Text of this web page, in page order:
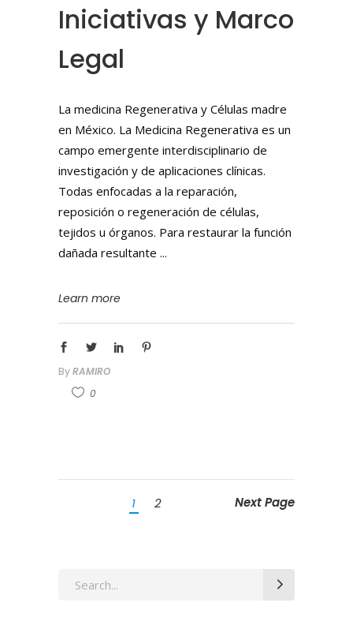
Iniciativas y Marco
Legal
La medicina Regenerativa y Células madre
en México. La Medicina Regenerativa es un
campo emergente interdisciplinario de
investigación y de aplicaciones clínicas.
Todas enfocadas a la reparación,
reposición o regeneración de células,
tejidos u órganos. Para restaurar la función
dañada resultante
Learn more
ByRAMIRO
0
1 2 Next Page